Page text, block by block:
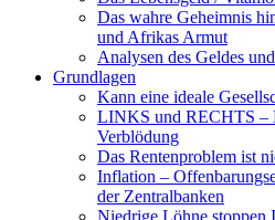
Das wahre Geheimnis
und Afrikas Armut
Analysen des Geldes
Grundlagen
Kann eine ideale
LINKS und RECHTS –
Verblödung
Das Rentenproblem ist
Inflation –
der Zentralbanken